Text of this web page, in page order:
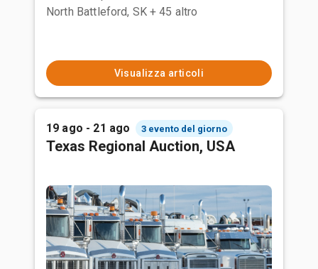
North Battleford, SK + 45 altro
Visualizza articoli
19 ago - 21 ago 3 evento del giorno
Texas Regional Auction, USA